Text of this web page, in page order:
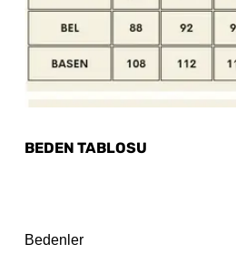
BEDEN TABLOSU
Bedenler